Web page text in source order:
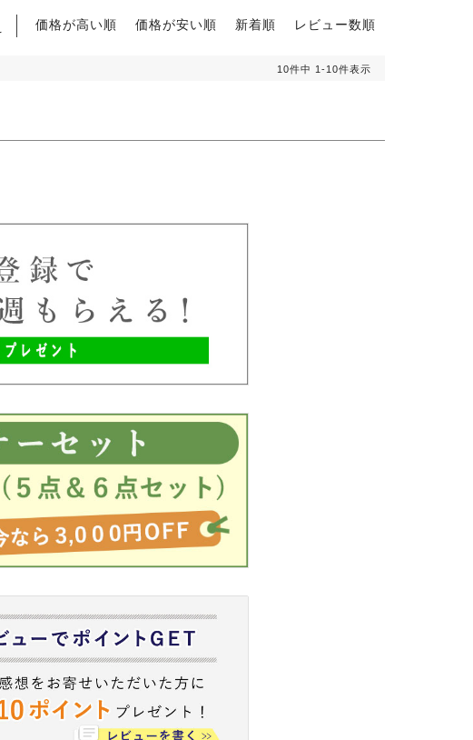
価格が高い順 価格が安い順 新着順 レビュー数順
10件中 1 -10件表示